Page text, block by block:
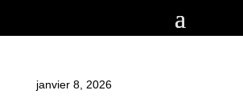
janvier 8, 2026